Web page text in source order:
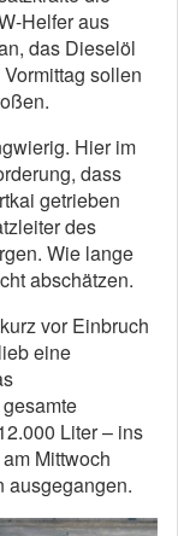
Helfer aus
das Dieselöl
sollen
Hier im
dass
getrieben
des
Wie lange
abschätzen.
vor Einbruch
eine
Liter – ins
Mittwoch
ausgegangen.